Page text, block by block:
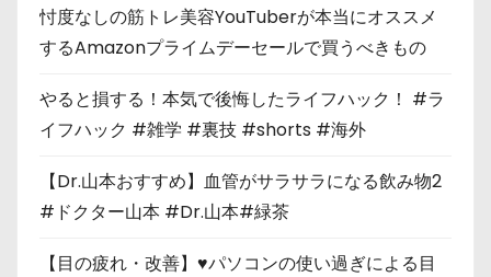
忖度なしの筋トレ美容YouTuberが本当にオススメ
するAmazonプライムデーセールで買うべきもの
やると損する！本気で後悔したライフハック！ #ラ
イフハック #雑学 #裏技 #shorts #海外
【Dr.山本おすすめ】血管がサラサラになる飲み物2
#ドクター山本 #Dr.山本#緑茶
【目の疲れ・改善】♥パソコンの使い過ぎによる目